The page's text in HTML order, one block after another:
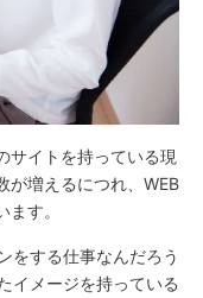
サイトを持っている現
が増えるにつれ、WEB
す。
をする仕事なんだろう
イメージを持っている